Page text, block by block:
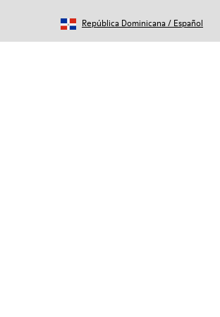
República Dominicana/ Español